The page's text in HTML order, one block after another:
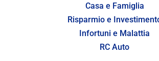
Casa e Famiglia
Risparmio e
Infortuni e Malattia
RC Auto